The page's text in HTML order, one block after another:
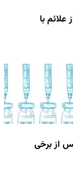
با
از برخی